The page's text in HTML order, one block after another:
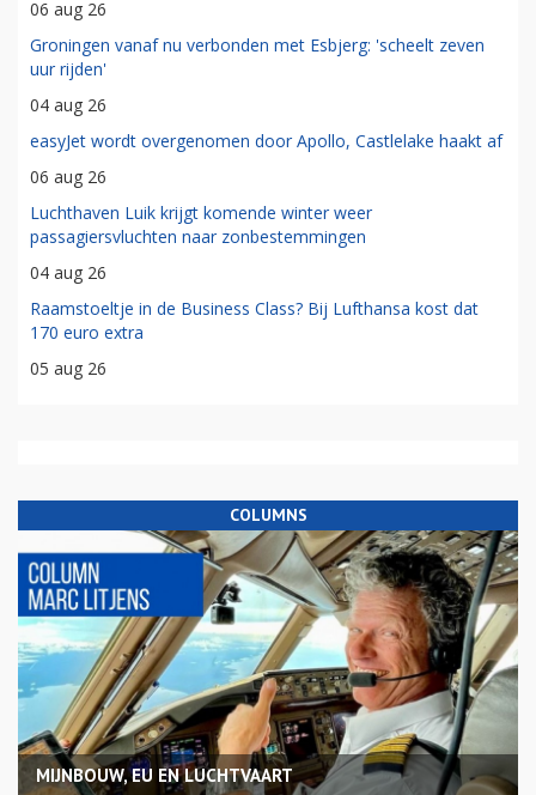
06 aug 26
Groningen vanaf nu verbonden met Esbjerg: 'scheelt zeven
uur rijden'
04 aug 26
easyJet wordt overgenomen door Apollo, Castlelake haakt af
06 aug 26
Luchthaven Luik krijgt komende winter weer
passagiersvluchten naar zonbestemmingen
04 aug 26
Raamstoeltje in de Business Class? Bij Lufthansa kost dat
170 euro extra
05 aug 26
COLUMNS
MIJNBOUW, EU EN LUCHTVAART